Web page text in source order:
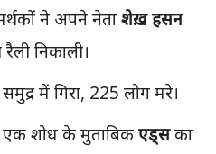
ने अपने नेताशेख़हसन
निकाली।
में गिरा, 225 लोग मरे।
शोध के मुताबिकएड्सका